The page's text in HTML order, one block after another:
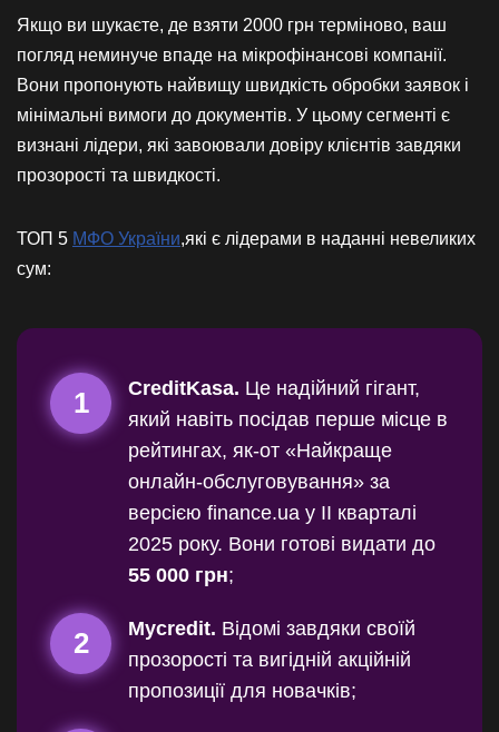
Якщо ви шукаєте, де взяти 2000 грн терміново, ваш
погляд неминуче впаде на мікрофінансові компанії.
Вони пропонують найвищу швидкість обробки заявок і
мінімальні вимоги до документів. У цьому сегменті є
визнані лідери, які завоювали довіру клієнтів завдяки
прозорості та швидкості.
ТОП 5 МФО України,які є лідерами в наданні невеликих
сум:
1 CreditKasa. Це надійний гігант,
який навіть посідав перше місце в
рейтингах, як-от «Найкраще
онлайн-обслуговування» за
версією finance.ua у II кварталі
2025 року. Вони готові видати до
55 000 грн;
2 Mycredit. Відомі завдяки своїй
прозорості та вигідній акційній
пропозиції для новачків;